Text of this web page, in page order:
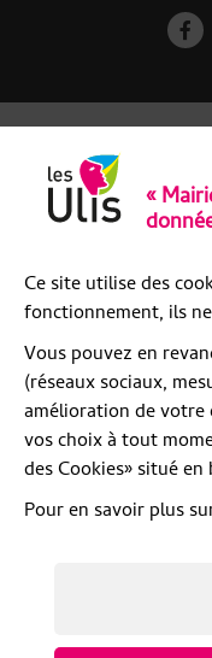
«
Ce site utilise des
fonctionnement, ils
Vous pouvez en
(réseaux sociaux,
amélioration de
vos choix à tout
des Cookies» situé en
Pour en savoir plus